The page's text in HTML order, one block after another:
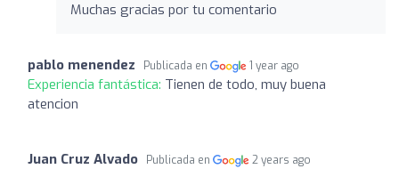
Muchas gracias por tu comentario
pablo menendez Publicada en 1 year ago
Experiencia fantástica: Tienen de todo, muy buena
atencion
Juan Cruz Alvado Publicada en 2 years ago